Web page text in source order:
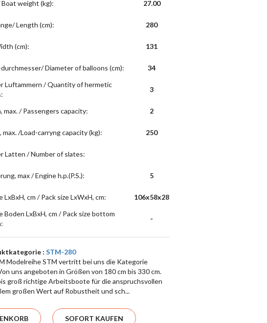
weight (kg): 27.00
Length (cm): 280
(cm): 131
Diameter of balloons (cm):
34
Luftammern / Quantity of hermetic
:
3
max. / Passengers capacity: 2
max. /Load-carryng capacity (kg): 250
Latten / Number of slates:
max / Engine h.p.(P.S.): 5
LxBxH, cm / Pack size LxWxH, cm:
106x58x28
Boden LxBxH, cm / Pack size bottom
:
-
: STM-280
Modelreihe STM vertritt bei uns die Kategorie
uns angeboten in Größen von 180 cm bis 330 cm.
groß richtige Arbeitsboote für die anspruchsvollen
großen Wert auf Robustheit und sch...
SOFORT KAUFEN